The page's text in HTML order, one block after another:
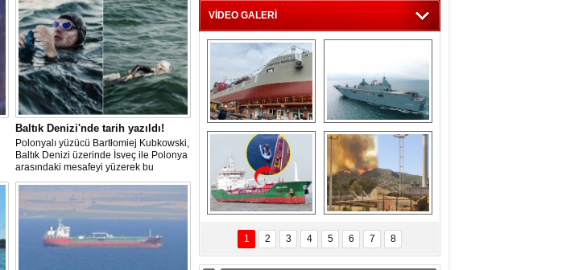
Baltık Denizi'nde tarih yazıldı!
Polonyalı yüzücü Bartłomiej Kubkowski,
Baltık Denizi üzerinde İsveç ile Polonya
arasındaki mesafeyi yüzerek bu
başarının ilk örneği olarak tarihe geçti.
VİDEO GALERİ
Çeksan Tersanesi,
Başaran Bayrak
tankerini suya
indirdi
TCG Anadolu,
tersane teknik
seyrini tamamladı
Göçmenlerin
imdadına Türk
sahipli MINA DENIZ
yetişti
Milas’taki yangın
yeniden termik
santrallere doğru
ilerliyor
1 2 3 4 5 6 7 8